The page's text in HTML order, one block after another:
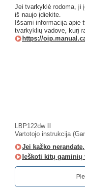
Jei tvarkyklė rodoma, ji
iš naujo įdiekite.
Išsami informacija apie
tvarkyklių vadove, kurį
https://
LBP122dw II
Vartotojo instrukcija
Jei kažko
Ieškoti kitų gaminių